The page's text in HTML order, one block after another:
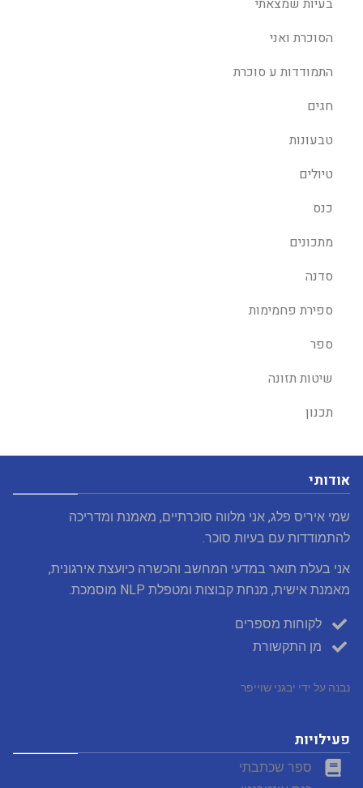
בעיות שמצאתי
הסוכרת ואני
התמודדות ע סוכרת
חגים
טבעונות
טיולים
כנס
מתכונים
סדנה
ספירת פחמימות
ספר
שיטות תזונה
תכנון
אודותי
שמי איריס פלג, אני מלווה סוכרתיים, מאמנת ומדריכה
להתמודדות עם בעיות סוכר.
אני בעלת תואר במדעי המחשב והכשרה כיועצת אירגונית,
מאמנת אישית, מנחת קבוצות ומטפלת NLP מוסמכת.
לקוחות מספרים
מן התקשורת
נבנה על ידי יבגני שוייפר
פעילויות
ספר שכתבתי